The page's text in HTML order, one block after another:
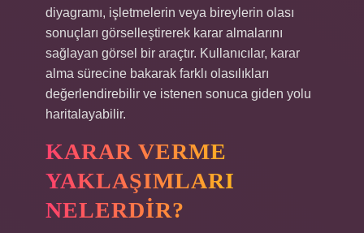
diyagramı, işletmelerin veya bireylerin olası
sonuçları görselleştirerek karar almalarını
sağlayan görsel bir araçtır. Kullanıcılar, karar
alma sürecine bakarak farklı olasılıkları
değerlendirebilir ve istenen sonuca giden yolu
haritalayabilir.
KARAR VERME
YAKLAŞIMLARI
NELERDIR?